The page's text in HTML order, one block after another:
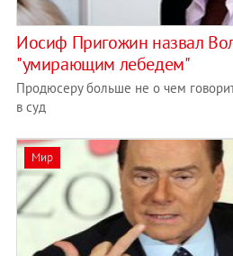
Иосиф Пригожин назвал
"умирающим лебедем"
Продюсеру больше не о чем
в суд
Мир